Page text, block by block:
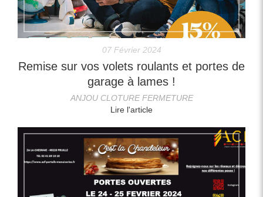
07 Février 2024
Remise sur vos volets roulants et portes de
garage à lames !
ANJOU CLOTURE FERMETURE
Lire l'article